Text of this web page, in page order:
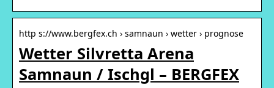
http s://www.bergfex.ch › samnaun › wetter › prognose
Wetter Silvretta Arena
Samnaun / Ischgl – BERGFEX